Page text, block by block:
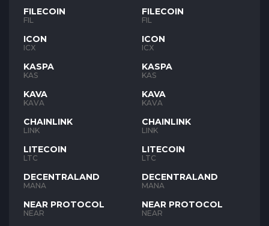
FILECOIN
FIL
ICON
ICX
KASPA
KAS
KAVA
KAVA
CHAINLINK
LINK
LITECOIN
LTC
DECENTRALAND
MANA
NEAR PROTOCOL
NEAR
FILECOIN
FIL
ICON
ICX
KASPA
KAS
KAVA
KAVA
CHAINLINK
LINK
LITECOIN
LTC
DECENTRALAND
MANA
NEAR PROTOCOL
NEAR